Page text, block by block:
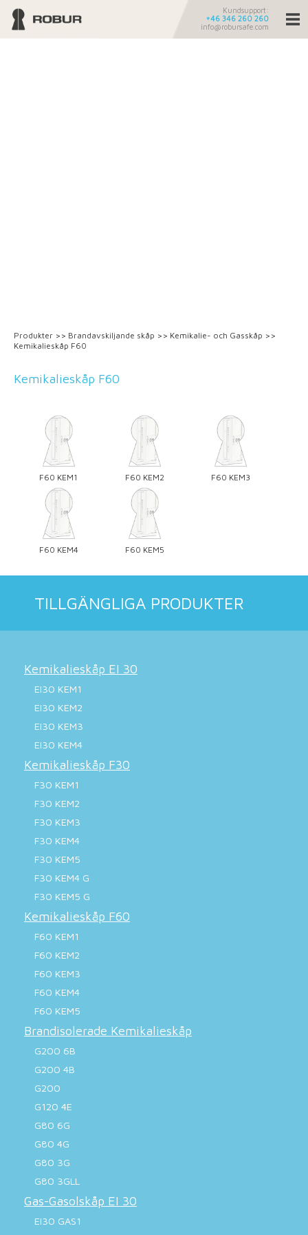
Kundsupport:
+46 346 260 260
info@robursafe.com
Produkter >> Brandavskiljande skåp >> Kemikalie- och Gasskåp >>
Kemikalieskåp F60
Kemikalieskåp F60
F60 KEM1 F60 KEM2 F60 KEM3
F60 KEM4 F60 KEM5
TILLGÄNGLIGA PRODUKTER
Kemikalieskåp EI 30
EI30 KEM1
EI30 KEM2
EI30 KEM3
EI30 KEM4
Kemikalieskåp F30
F30 KEM1
F30 KEM2
F30 KEM3
F30 KEM4
F30 KEM5
F30 KEM4 G
F30 KEM5 G
Kemikalieskåp F60
F60 KEM1
F60 KEM2
F60 KEM3
F60 KEM4
F60 KEM5
Brandisolerade Kemikalieskåp
G200 6B
G200 4B
G200
G120 4E
G80 6G
G80 4G
G80 3G
G80 3GLL
Gas-Gasolskåp EI 30
EI30 GAS1